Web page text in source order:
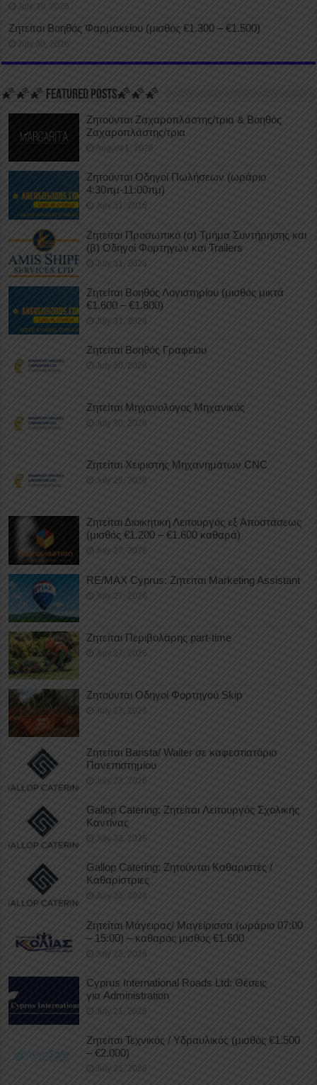
July 30, 2026
Ζητείται Βοηθός Φαρμακείου (μισθός €1.300 – €1.500)
July 30, 2026
🌠🌠🌠 FEATURED POSTS🌠🌠🌠
Ζητούνται Ζαχαροπλάστης/τρια & Βοηθός
Ζαχαροπλάστης/τρια
August 1, 2026
Ζητούνται Οδηγοί Πωλήσεων (ωράριο
4:30πμ-11:00πμ)
July 31, 2026
Ζητείται Προσωπικό (α) Τμήμα Συντήρησης και
(β) Οδηγοί Φορτηγών και Trailers
July 31, 2026
Ζητείται Βοηθός Λογιστηρίου (μισθός μικτά
€1.600 – €1.800)
July 31, 2026
Ζητείται Βοηθός Γραφείου
July 30, 2026
Ζητείται Μηχανολόγος Μηχανικός
July 30, 2026
Ζητείται Χειριστής Μηχανημάτων CNC
July 29, 2026
Ζητείται Διοικητική Λειτουργός εξ Αποστάσεως
(μισθός €1.200 – €1.600 καθαρά)
July 27, 2026
RE/MAX Cyprus: Ζητείται Marketing Assistant
July 27, 2026
Ζητείται Περιβολάρης part-time
July 27, 2026
Ζητούνται Οδηγοί Φορτηγού Skip
July 27, 2026
Ζητείται Barista/ Waiter σε καφεστιατόριο
Πανεπιστημίου
July 23, 2026
Gallop Catering: Ζητείται Λειτουργός Σχολικής
Καντίνας
July 23, 2026
Gallop Catering: Ζητούνται Καθαριστές /
Καθαρίστριες
July 23, 2026
Ζητείται Μάγειρας/ Μαγείρισσα (ωράριο 07:00
– 15:00) – καθαρός μισθός €1.600
July 23, 2026
Cyprus International Roads Ltd: Θέσεις
για Administration
July 21, 2026
Ζητείται Τεχνικός / Υδραυλικός (μισθός €1.500
– €2.000)
July 21, 2026